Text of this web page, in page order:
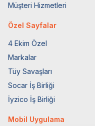
Müşteri Hizmetleri
Özel Sayfalar
4 Ekim Özel
Markalar
Tüy Savaşları
Socar İş Birliği
İyzico İş Birliği
Mobil Uygulama